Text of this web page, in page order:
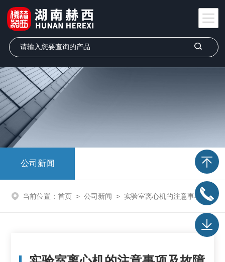
公司新闻
当前位置： 首页 > 公司新闻 > 实验室离心机的注意事项及故障解决方法